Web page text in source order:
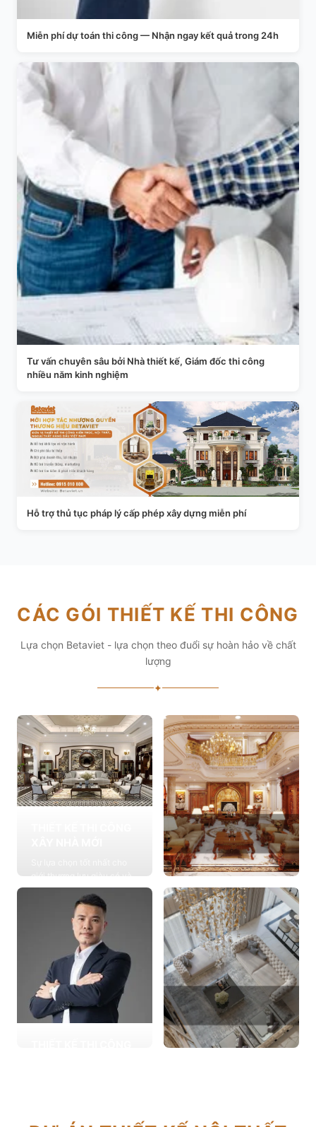
Miễn phí dự toán thi công — Nhận ngay kết quả trong 24h
Tư vấn chuyên sâu bởi Nhà thiết kế, Giám đốc thi công
nhiều năm kinh nghiệm
Hỗ trợ thủ tục pháp lý cấp phép xây dựng miễn phí
CÁC GÓI THIẾT KẾ THI CÔNG
Lựa chọn Betaviet - lựa chọn theo đuổi sự hoàn hảo về chất
lượng
✦
giới thượng lưu giàu có và
đẳng cấp, cung cấp các
giải pháp thiết kế chuyên
Xem chi tiết
THIẾT KẾ THI CÔNG
NỘI THẤT
Cung cấp các giải pháp
theo phong cách sống với
thiết kế nội thất thông minh
mang tính thẩm mỹ cao
Xem chi tiết
lựa chọn từ các gia đình